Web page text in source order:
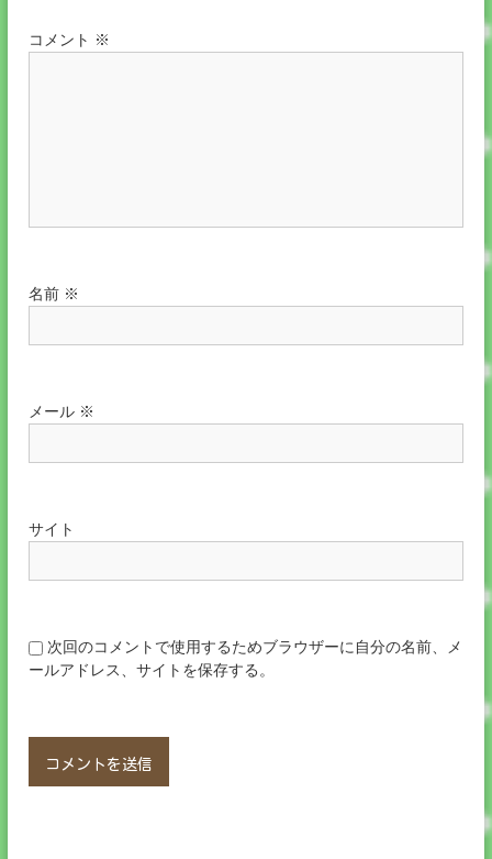
コメント ※
名前 ※
メール ※
サイト
次回のコメントで使用するためブラウザーに自分の名前、メ
ールアドレス、サイトを保存する。